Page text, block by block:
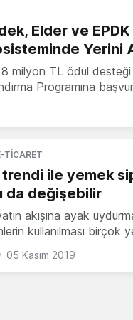
Elder ve
Yerini
milyon TL ödül desteği
Programına başvur
TICARET
ile yemek
da değişebilir
akışına ayak
kullanılması birçok
05 Kasım 2019